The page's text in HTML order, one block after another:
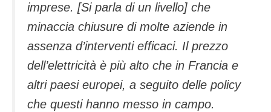
imprese. [Si parla di un livello] che
minaccia chiusure di molte aziende in
assenza d’interventi efficaci. Il prezzo
dell’elettricità è più alto che in Francia e
altri paesi europei, a seguito delle policy
che questi hanno messo in campo.